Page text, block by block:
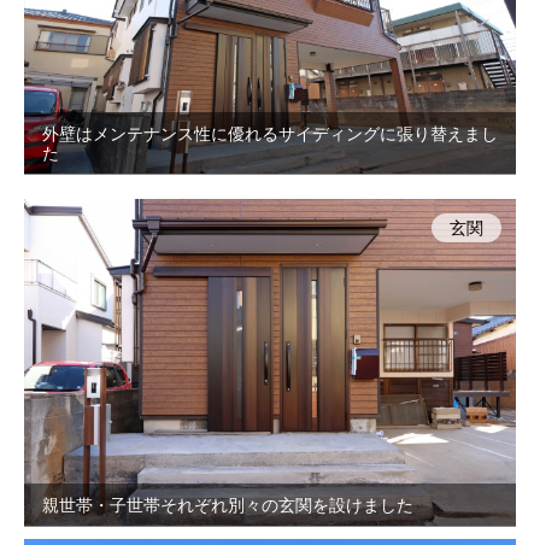
外壁はメンテナンス性に優れるサイディングに張り替えまし
た
親世帯・子世帯それぞれ別々の玄関を設けました
玄関